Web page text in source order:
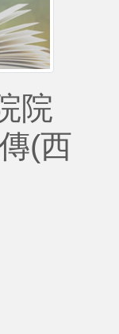
院
(西